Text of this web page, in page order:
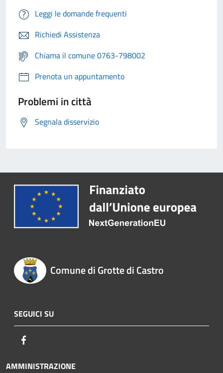
Leggi le domande frequenti
Richiedi Assistenza
Chiama il comune 0763-798002
Prenota un appuntamento
Problemi in città
Segnala disservizio
Comune di Grotte di Castro
SEGUICI SU
AMMINISTRAZIONE